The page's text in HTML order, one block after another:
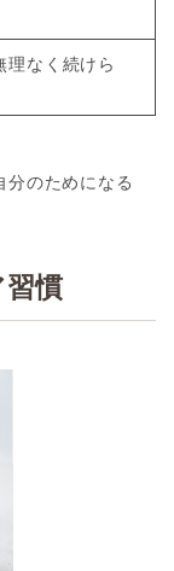
理なく続けら
分のためになる
慣